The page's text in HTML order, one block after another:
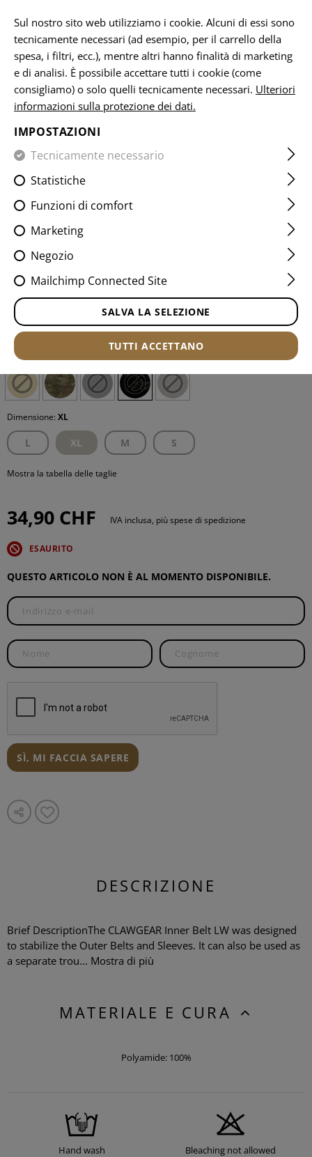
CASA ATTREZZATURA CINTURE INNER BELT LW
INNER BELT LW
Numero di articolo: 12286075240
Colore:
Dimensione: XL
L XL M S
Mostra la tabella delle taglie
34,90 CHF IVA inclusa, più spese di spedizione
ESAURITO
QUESTO ARTICOLO NON È AL MOMENTO DISPONIBILE.
SÌ, MI FACCIA SAPERE
DESCRIZIONE
Brief DescriptionThe CLAWGEAR Inner Belt LW was designed
to stabilize the Outer Belts and Sleeves. It can also be used as
a separate trou... Mostra di più
MATERIALE E CURA
Polyamide: 100%
Hand wash Bleaching not allowed
Sul nostro sito web utilizziamo i cookie. Alcuni di essi sono
tecnicamente necessari (ad esempio, per il carrello della
spesa, i filtri, ecc.), mentre altri hanno finalità di marketing
e di analisi. È possibile accettare tutti i cookie (come
consigliamo) o solo quelli tecnicamente necessari. Ulteriori
informazioni sulla protezione dei dati.
IMPOSTAZIONI
Tecnicamente necessario
Statistiche
Funzioni di comfort
Marketing
Negozio
Mailchimp Connected Site
SALVA LA SELEZIONE
TUTTI ACCETTANO